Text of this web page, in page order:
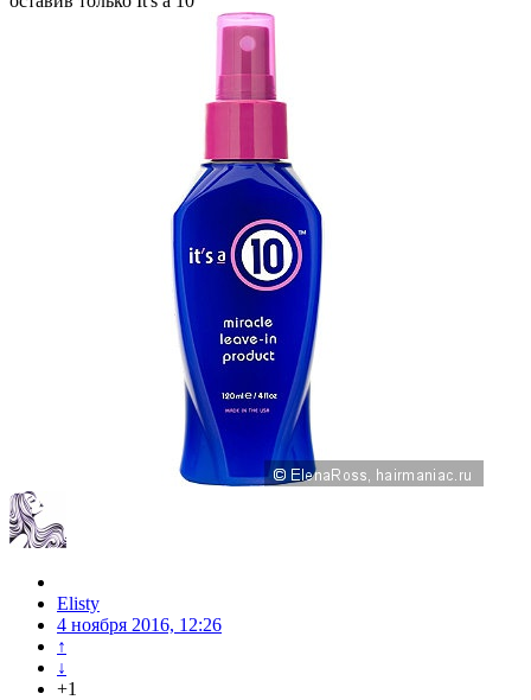
Elisty
4 ноября 2016, 12:26
↑
↓
+1